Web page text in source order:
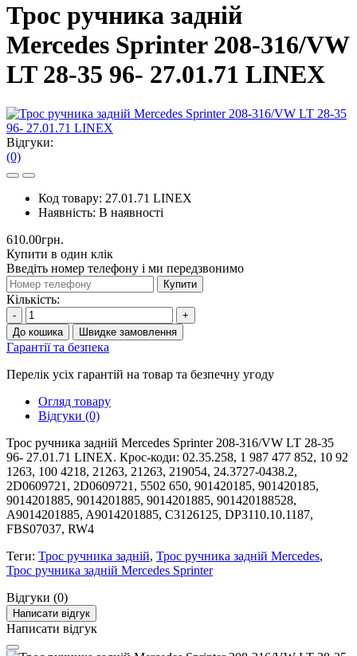
Трос ручника задній
Mercedes Sprinter 208-316/VW
LT 28-35 96- 27.01.71 LINEX
Відгуки:
(0)
Код товару: 27.01.71 LINEX
Наявність: В наявності
610.00грн.
Купити в один клік
Введіть номер телефону і ми передзвонимо
Купити
Кількість:
-
+
До кошика
Швидке замовлення
Гарантії та безпека
Перелік усіх гарантій на товар та безпечну угоду
Огляд товару
Відгуки (0)
Трос ручника задній Mercedes Sprinter 208-316/VW LT 28-35
96- 27.01.71 LINEX. Крос-коди: 02.35.258, 1 987 477 852, 10 92
1263, 100 4218, 21263, 21263, 219054, 24.3727-0438.2,
2D0609721, 2D0609721, 5502 650, 901420185, 901420185,
9014201885, 9014201885, 9014201885, 901420188528,
A9014201885, A9014201885, C3126125, DP3110.10.1187,
FBS07037, RW4
Теги: Трос ручника задній, Трос ручника задній Mercedes,
Трос ручника задній Mercedes Sprinter
Відгуки (0)
Написати відгук
Написати відгук